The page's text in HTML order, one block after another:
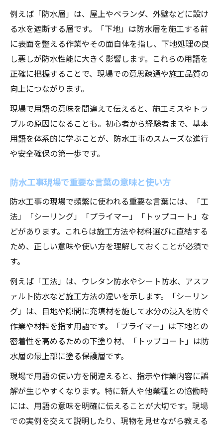
シーリングや巻き上げの意味を徹底理解
防水工事におけるシーリングの定義と役割
巻き上げの防水用語としての正確な意味と
は
シーリング 用語を現場で正しく使うポイン
ト
防水工事での巻き上げ作業と必要な知識
建築用語で防水に関係する語句を深掘り解
説
防水工法に関する専門用語のポイント
る
防水工事で使う工法用語の基礎知識まとめ
防水 用語を工法ごとに徹底的に整理しよう
現場で役立つ防水工法の専門用語を学ぶ
防水工事における工法選定と用語の関係性
防水工事用語を正しく理解し施工ミス防止
へ
現場での防水工事トラブルを避ける用語活
防水工事の失敗を防ぐ用語理解の重要性
法
防水工事における誤用しやすい言葉と対策
防水工事現場で使う言葉の正しい選び方
例えば「防水層」は、屋上やベランダ、外壁などに設け
る水を遮断する層です。「下地」は防水層を施工する前
に表面を整える作業やその面自体を指し、下地処理の良
し悪しが防水性能に大きく影響します。これらの用語を
正確に把握することで、現場での意思疎通や施工品質の
向上につながります。
現場で用語の意味を間違えて伝えると、施工ミスやトラ
ブルの原因になることも。初心者から経験者まで、基本
用語を体系的に学ぶことが、防水工事のスムーズな進行
や安全確保の第一歩です。
防水工事現場で重要な言葉の意味と使い方
防水工事の現場で頻繁に使われる重要な言葉には、「工
法」「シーリング」「プライマー」「トップコート」な
どがあります。これらは施工方法や材料選びに直結する
ため、正しい意味や使い方を理解しておくことが必須で
す。
例えば「工法」は、ウレタン防水やシート防水、アスフ
ァルト防水など施工方法の違いを示します。「シーリン
グ」は、目地や隙間に充填材を施して水分の浸入を防ぐ
作業や材料を指す用語です。「プライマー」は下地との
密着性を高めるための下塗り材、「トップコート」は防
水層の最上部に塗る保護層です。
現場で用語の使い方を間違えると、指示や作業内容に誤
解が生じやすくなります。特に新人や他業種との協働時
には、用語の意味を明確に伝えることが大切です。現場
での実例を交えて説明したり、現物を見せながら教える